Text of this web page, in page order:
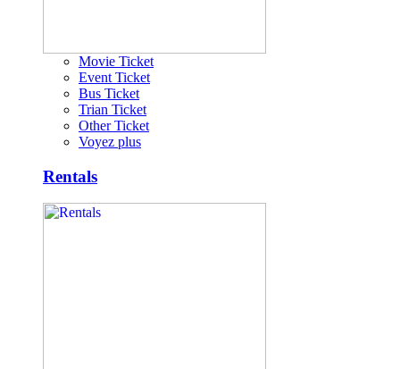
Movie Ticket
Event Ticket
Bus Ticket
Trian Ticket
Other Ticket
Voyez plus
Rentals